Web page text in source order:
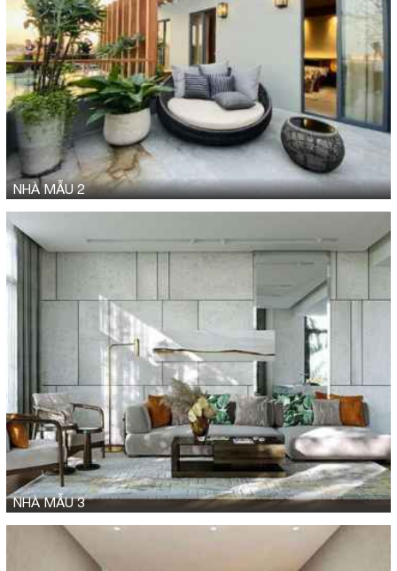
NHÀ MẪU 2
NHÀ MẪU 3